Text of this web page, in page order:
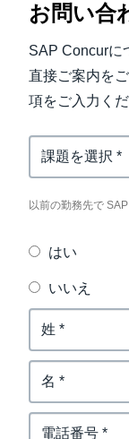
お問い合
SAP Concurに
直接ご案内を
項をご入力くだ
Previous Concur
以前の勤務先で
はい
いいえ